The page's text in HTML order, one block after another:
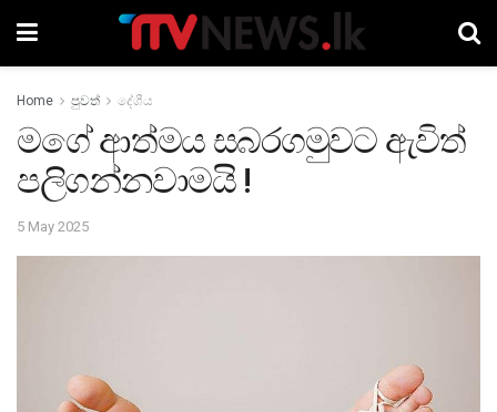
Home පුවත් දේශීය
මගේ ආත්මය සබරගමුවට ඇවිත්
පලිගන්නවාමයි !
5 May 2025